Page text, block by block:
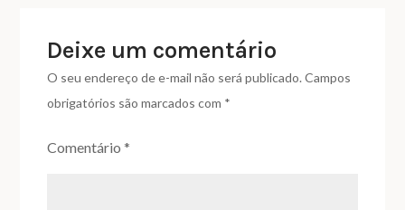
Deixe um comentário
O seu endereço de e-mail não será publicado. Campos
obrigatórios são marcados com *
Comentário*